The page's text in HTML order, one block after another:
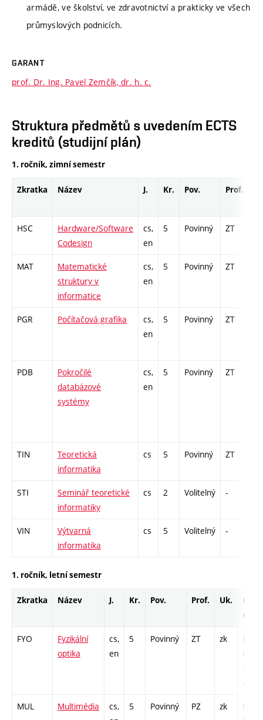
armádě, ve školství, ve zdravotnictví a prakticky ve všech
průmyslových podnicích.
GARANT
prof. Dr. Ing. Pavel Zemčík, dr. h. c.
Struktura předmětů s uvedením ECTS
kreditů (studijní plán)
1. ročník, zimní semestr
Zkratka Název J. Kr. Pov. Prof.
HSC
Hardware/Software
Codesign
cs,
en
5 Povinný ZT
MAT
Matematické
struktury v
informatice
cs,
en
5 Povinný ZT
PGR Počítačová grafika
cs,
en
5 Povinný ZT
PDB
Pokročilé
databázové
systémy
cs,
en
5 Povinný ZT
TIN
Teoretická
informatika
cs 5 Povinný ZT
STI
Seminář teoretické
informatiky
cs 2 Volitelný -
VIN
Výtvarná
informatika
cs 5 Volitelný -
1. ročník, letní semestr
Zkratka Název J. Kr. Pov. Prof. Uk.
Hod.
FYO
Fyzikální
optika
cs,
en
5 Povinný ZT zk
P -
COZ -
- 13
MUL Multimédia
cs,
5 Povinný PZ zk
P -